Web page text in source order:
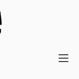
Main